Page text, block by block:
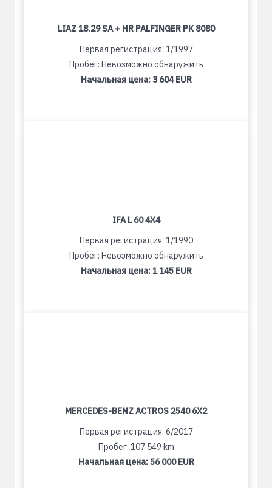
LIAZ 18.29 SA + HR PALFINGER PK 8080
Первая регистрация: 1/1997
Пробег: Невозможно обнаружить
Начальная цена: 3 604 EUR
IFA L 60 4X4
Первая регистрация: 1/1990
Пробег: Невозможно обнаружить
Начальная цена:1 145 EUR
MERCEDES-BENZ ACTROS 2540 6X2
Первая регистрация: 6/2017
Пробег: 107 549 km
Начальная цена:56 000 EUR